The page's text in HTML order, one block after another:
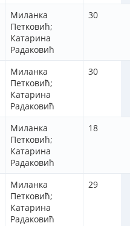
Миланка
Петковић;
Катарина
Радаковић
30
Миланка
Петковић;
Катарина
Радаковић
30
Миланка
Петковић;
Катарина
Радаковић
18
Миланка
Петковић;
Катарина
Радаковић
29